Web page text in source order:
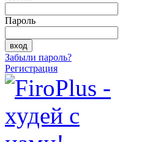
Пароль
Забыли пароль?
Регистрация